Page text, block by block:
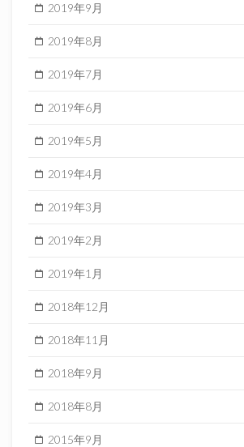
2019年9月
2019年8月
2019年7月
2019年6月
2019年5月
2019年4月
2019年3月
2019年2月
2019年1月
2018年12月
2018年11月
2018年9月
2018年8月
2015年9月